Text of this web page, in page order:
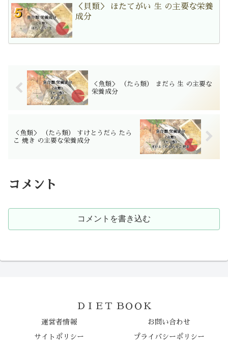
＜貝類＞ ほたてがい 生 の主要な栄養
成分
＜魚類＞ （たら類） まだら 生 の主要な
栄養成分
＜魚類＞ （たら類） すけとうだら たら
こ 焼き の主要な栄養成分
コメント
コメントを書き込む
ＤＩＥＴ ＢＯＯＫ
運営者情報 お問い合わせ
サイトポリシー プライバシーポリシー